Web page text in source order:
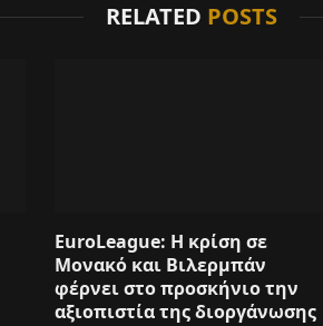
RELATED POSTS
EuroLeague: Η κρίση σε
Μονακό και Βιλερμπάν
φέρνει στο προσκήνιο την
αξιοπιστία της διοργάνωσης